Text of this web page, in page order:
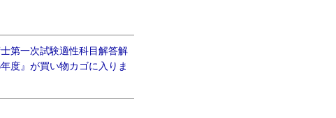
第一次試験適性科目解答解
度』が買い物カゴに入りま